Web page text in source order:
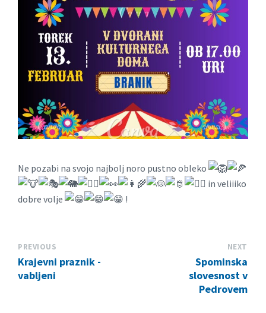
Ne pozabi na svojo najbolj noro pustno obleko
in veliiiko
dobre volje
!
PREVIOUS
Krajevni praznik -
vabljeni
NEXT
Spominska
slovesnost v
Pedrovem